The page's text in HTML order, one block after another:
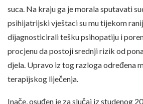
suca. Na kraju ga je morala sputavati
psihijatrijski vještaci su mu tijekom
dijagnosticirali tešku psihopatiju i
procjenu da postoji srednji rizik od
djela. Upravo iz tog razloga određena
terapijskog liječenja.
Inače, osuđen je za slučaj iz studenog